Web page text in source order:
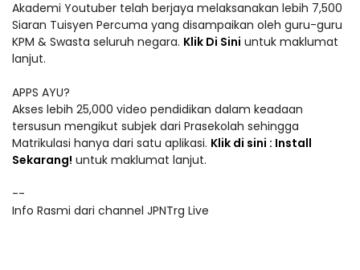
Akademi Youtuber telah berjaya melaksanakan lebih 7,500
Siaran Tuisyen Percuma yang disampaikan oleh guru-guru
KPM & Swasta seluruh negara. Klik Di Sini untuk maklumat
lanjut.
APPS AYU?
Akses lebih 25,000 video pendidikan dalam keadaan
tersusun mengikut subjek dari Prasekolah sehingga
Matrikulasi hanya dari satu aplikasi. Klik di sini : Install
Sekarang! untuk maklumat lanjut.
--
Info Rasmi dari channel JPNTrg Live